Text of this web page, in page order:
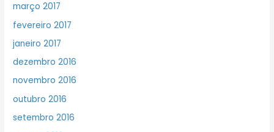
março 2017
fevereiro 2017
janeiro 2017
dezembro 2016
novembro 2016
outubro 2016
setembro 2016